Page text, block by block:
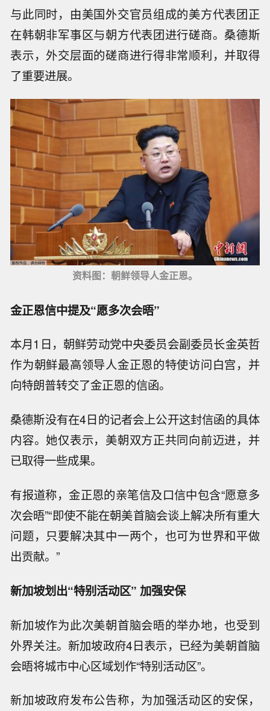
与此同时，由美国外交官员组成的美方代表团正
在韩朝非军事区与朝方代表团进行磋商。桑德斯
表示，外交层面的磋商进行得非常顺利，并取得
了重要进展。
资料图：朝鲜领导人金正恩。
金正恩信中提及“愿多次会晤”
本月1日，朝鲜劳动党中央委员会副委员长金英哲
作为朝鲜最高领导人金正恩的特使访问白宫，并
向特朗普转交了金正恩的信函。
桑德斯没有在4日的记者会上公开这封信函的具体
内容。她仅表示，美朝双方正共同向前迈进，并
已取得一些成果。
有报道称，金正恩的亲笔信及口信中包含“愿意多
次会晤”“即使不能在朝美首脑会谈上解决所有重大
问题，只要解决其中一两个，也可为世界和平做
出贡献。”
新加坡划出“特别活动区” 加强安保
新加坡作为此次美朝首脑会晤的举办地，也受到
外界关注。新加坡政府4日表示，已经为美朝首脑
会晤将城市中心区域划作“特别活动区”。
新加坡政府发布公告称，为加强活动区的安保，